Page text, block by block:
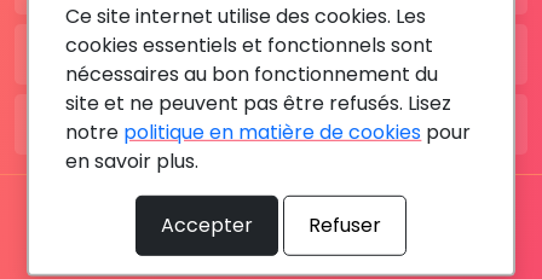
BE: +32 28080227
FR: +33 183642895
Tous les droits sont réservés © 2026 RDV MÉDICAL By
MediaSatCom
Ce site internet utilise des cookies. Les
cookies essentiels et fonctionnels sont
nécessaires au bon fonctionnement du
site et ne peuvent pas être refusés. Lisez
notre politique en matière de cookies pour
en savoir plus.
Accepter Refuser